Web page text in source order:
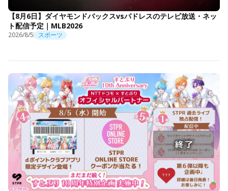
【8月6日】ダイヤモンドバックスvsパドレスのテレビ放送・ネッ
ト配信予定｜MLB2026
2026/8/5 スポーツ